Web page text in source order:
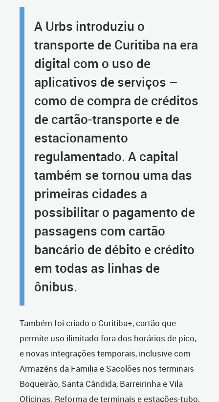
A Urbs introduziu o
transporte de Curitiba na era
digital com o uso de
aplicativos de serviços –
como de compra de créditos
de cartão-transporte e de
estacionamento
regulamentado. A capital
também se tornou uma das
primeiras cidades a
possibilitar o pagamento de
passagens com cartão
bancário de débito e crédito
em todas as linhas de
ônibus.
Também foi criado o Curitiba+, cartão que
permite uso ilimitado fora dos horários de pico,
e novas integrações temporais, inclusive com
Armazéns da Familia e Sacolões nos terminais
Boqueirão, Santa Cândida, Barreirinha e Vila
Oficinas. Reforma de terminais e estações-tubo,